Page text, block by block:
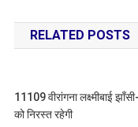
navigation
RELATED POSTS
11109 वीरांगना लक्ष्मीबाई
को निरस्त रहेगी